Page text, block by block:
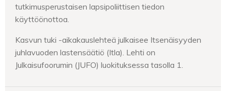
tutkimusperustaisen lapsipoliittisen tiedon
käyttöönottoa.
Kasvun tuki -aikakauslehteä julkaisee Itsenäisyyden
juhlavuoden lastensäätiö (Itla). Lehti on
Julkaisufoorumin (JUFO) luokituksessa tasolla 1.